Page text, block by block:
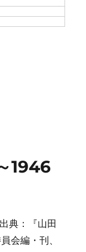
1946
典：『山田
会編・刊、